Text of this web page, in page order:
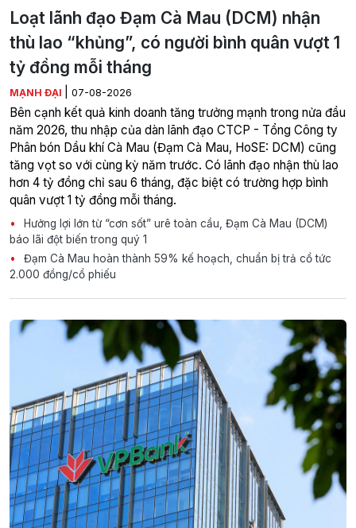
Loạt lãnh đạo Đạm Cà Mau (DCM) nhận
thù lao “khủng”, có người bình quân vượt 1
tỷ đồng mỗi tháng
MẠNH ĐẠI 07-08-2026
Bên cạnh kết quả kinh doanh tăng trưởng mạnh trong nửa đầu
năm 2026, thu nhập của dàn lãnh đạo CTCP - Tổng Công ty
Phân bón Dầu khí Cà Mau (Đạm Cà Mau, HoSE: DCM) cũng
tăng vọt so với cùng kỳ năm trước. Có lãnh đạo nhận thù lao
hơn 4 tỷ đồng chỉ sau 6 tháng, đặc biệt có trường hợp bình
quân vượt 1 tỷ đồng mỗi tháng.
Hưởng lợi lớn từ “cơn sốt” urê toàn cầu, Đạm Cà Mau (DCM)
báo lãi đột biến trong quý 1
Đạm Cà Mau hoàn thành 59% kế hoạch, chuẩn bị trả cổ tức
2.000 đồng/cổ phiếu